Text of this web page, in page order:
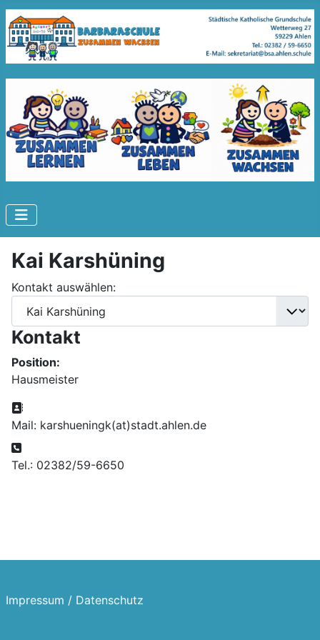
Kai Karshüning
Kontakt auswählen:
Kontakt
Position:
Hausmeister
Adresse:
Mail: karshueningk(at)stadt.ahlen.de
Telefon:
Tel.: 02382/59-6650
Impressum / Datenschutz